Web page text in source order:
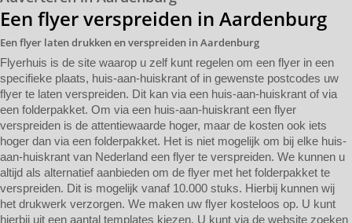
Een flyer verspreiden in Aardenburg
Een flyer laten drukken en verspreiden in Aardenburg
Flyerhuis is de site waarop u zelf kunt regelen om een flyer in een
specifieke plaats, huis-aan-huiskrant of in gewenste postcodes uw
flyer te laten verspreiden. Dit kan via een huis-aan-huiskrant of via
een folderpakket. Om via een huis-aan-huiskrant een flyer
verspreiden is de attentiewaarde hoger, maar de kosten ook iets
hoger dan via een folderpakket. Het is niet mogelijk om bij elke huis-
aan-huiskrant van Nederland een flyer te verspreiden. We kunnen u
altijd als alternatief aanbieden om de flyer met het folderpakket te
verspreiden. Dit is mogelijk vanaf 10.000 stuks. Hierbij kunnen wij
het drukwerk verzorgen. We maken uw flyer kosteloos op. U kunt
hierbij uit een aantal templates kiezen. U kunt via de website zoeken